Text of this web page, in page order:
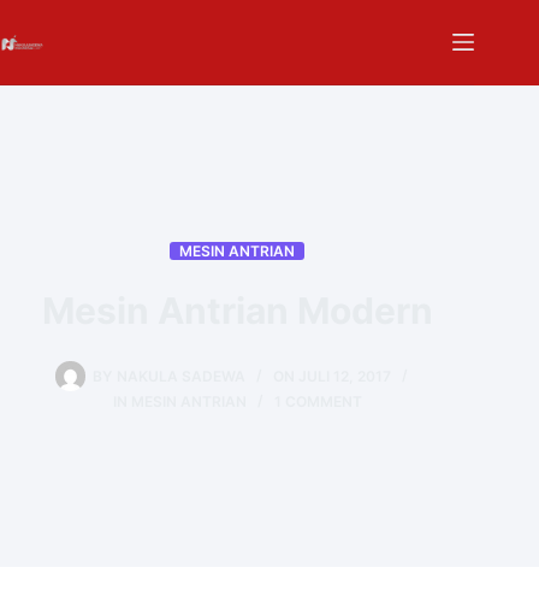
MESIN ANTRIAN